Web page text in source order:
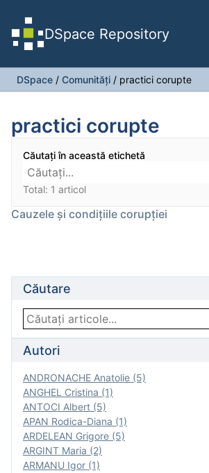
DSpace Repository
DSpace / Comunități / practici corupte
practici corupte
Căutați în această etichetă
Total: 1 articol
Cauzele și condițiile corupției
Căutare
Autori
ANDRONACHE Anatolie (5)
ANGHEL Cristina (1)
ANTOCI Albert (5)
APAN Rodica-Diana (1)
ARDELEAN Grigore (5)
ARGINT Maria (2)
ARMANU Igor (1)